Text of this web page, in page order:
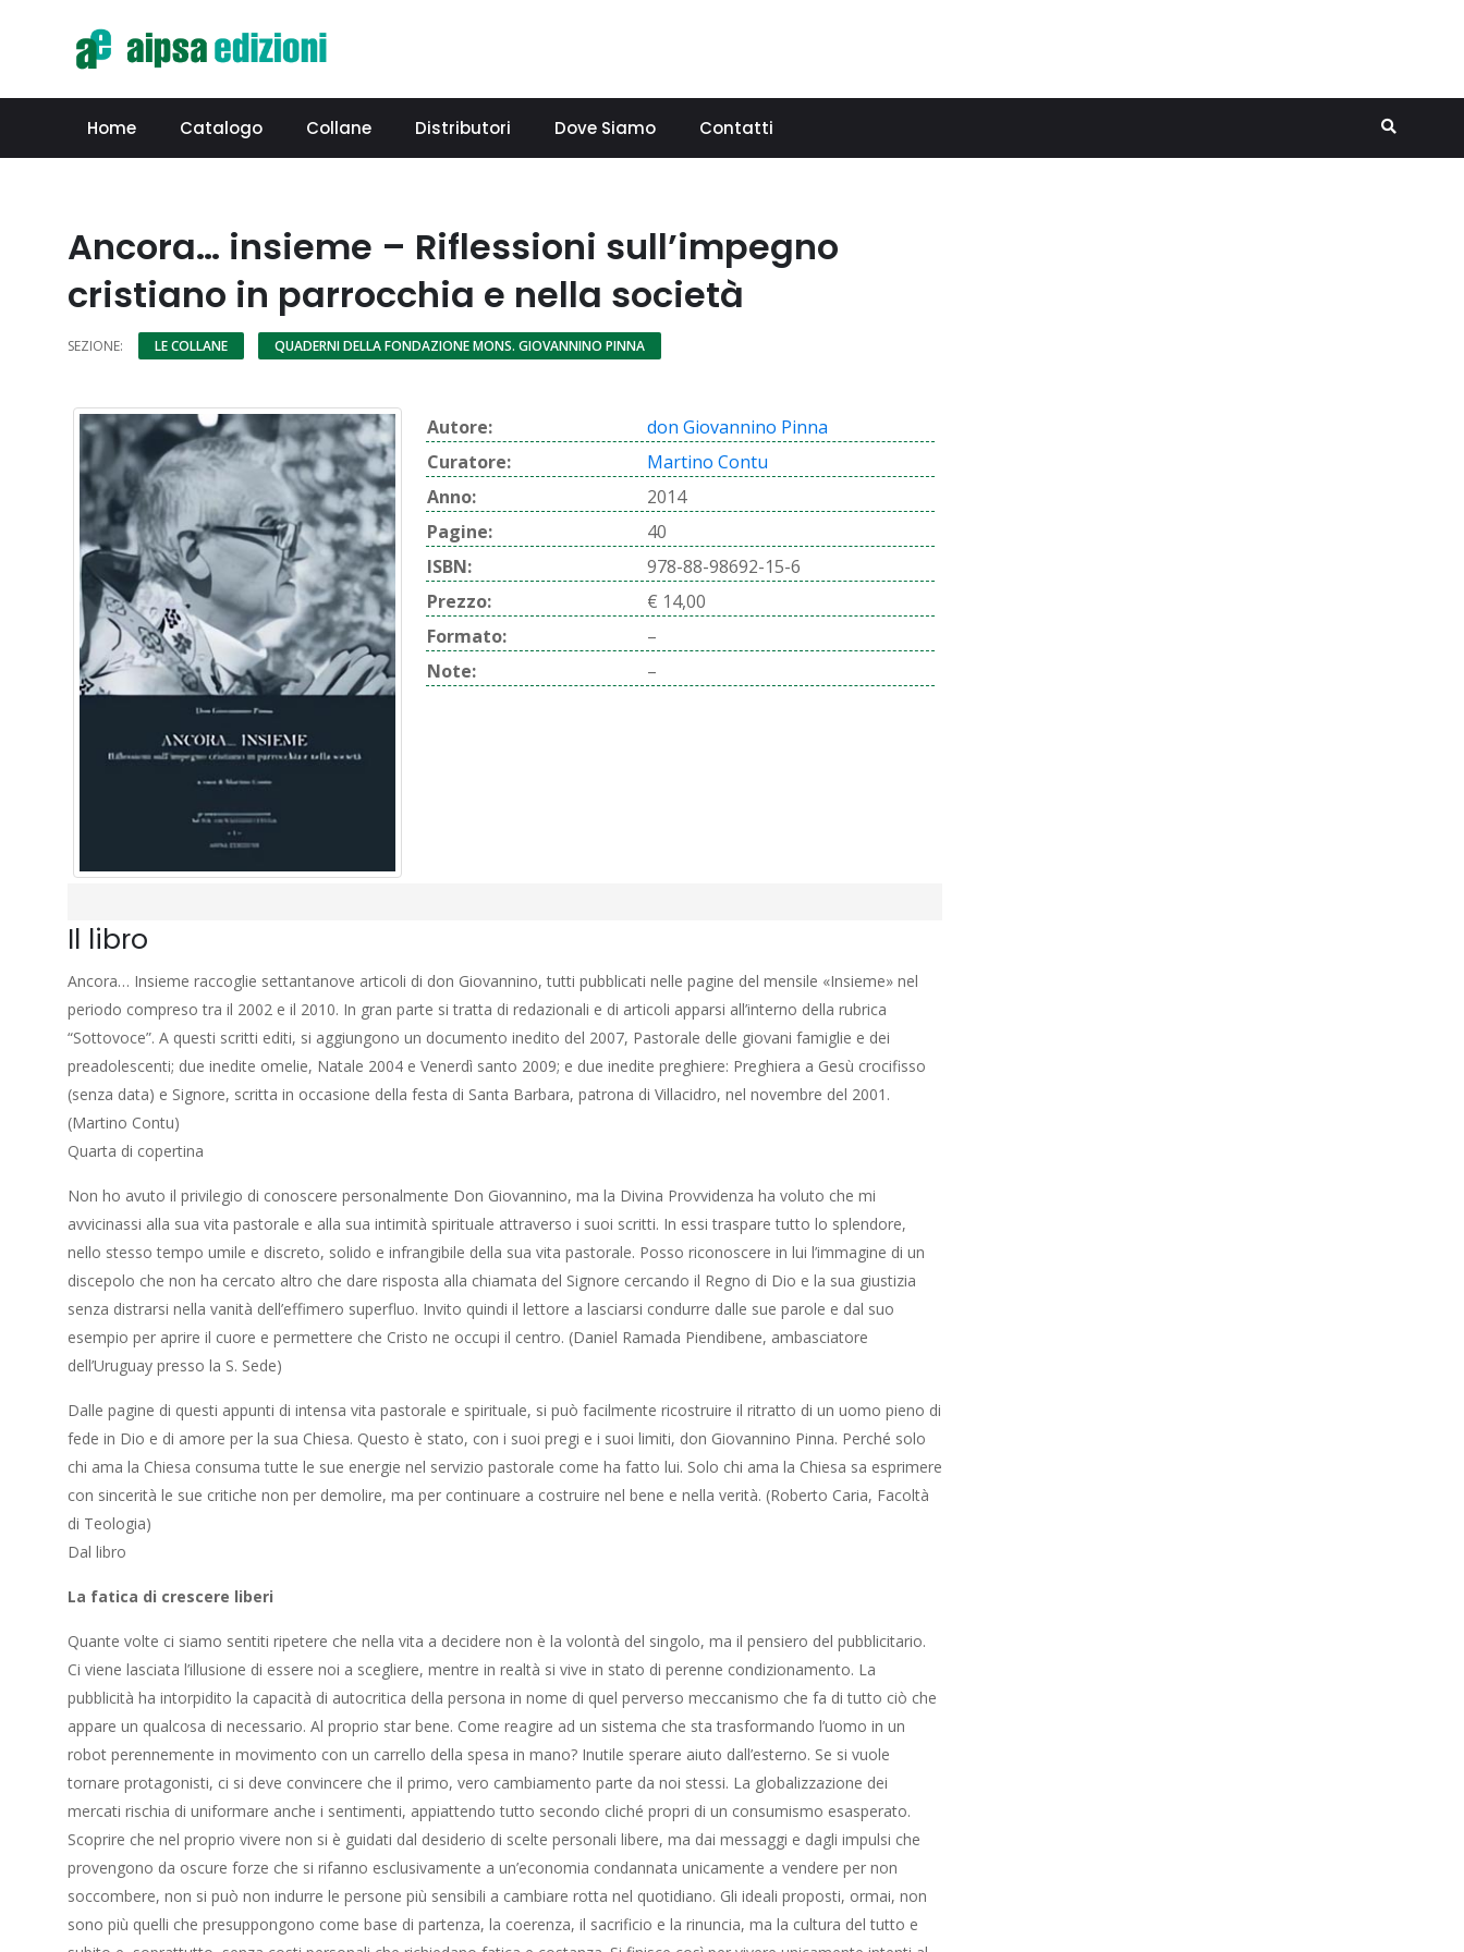
Home Catalogo Collane Distributori Dove Siamo Contatti
Ancora… insieme – Riflessioni sull’impegno
cristiano in parrocchia e nella società
SEZIONE: LE COLLANE QUADERNI DELLA FONDAZIONE MONS. GIOVANNINO PINNA
Autore:
don Giovannino Pinna
Curatore:
Martino Contu
Anno:
2014
Pagine:
40
ISBN:
978-88-98692-15-6
Prezzo:
€ 14,00
Formato:
–
Note:
–
Il libro
Ancora… Insieme raccoglie settantanove articoli di don Giovannino, tutti pubblicati nelle pagine del mensile «Insieme» nel
periodo compreso tra il 2002 e il 2010. In gran parte si tratta di redazionali e di articoli apparsi all’interno della rubrica
“Sottovoce”. A questi scritti editi, si aggiungono un documento inedito del 2007, Pastorale delle giovani famiglie e dei
preadolescenti; due inedite omelie, Natale 2004 e Venerdì santo 2009; e due inedite preghiere: Preghiera a Gesù crocifisso
(senza data) e Signore, scritta in occasione della festa di Santa Barbara, patrona di Villacidro, nel novembre del 2001.
(Martino Contu)
Quarta di copertina
Non ho avuto il privilegio di conoscere personalmente Don Giovannino, ma la Divina Provvidenza ha voluto che mi
avvicinassi alla sua vita pastorale e alla sua intimità spirituale attraverso i suoi scritti. In essi traspare tutto lo splendore,
nello stesso tempo umile e discreto, solido e infrangibile della sua vita pastorale. Posso riconoscere in lui l’immagine di un
discepolo che non ha cercato altro che dare risposta alla chiamata del Signore cercando il Regno di Dio e la sua giustizia
senza distrarsi nella vanità dell’effimero superfluo. Invito quindi il lettore a lasciarsi condurre dalle sue parole e dal suo
esempio per aprire il cuore e permettere che Cristo ne occupi il centro. (Daniel Ramada Piendibene, ambasciatore
dell’Uruguay presso la S. Sede)
Dalle pagine di questi appunti di intensa vita pastorale e spirituale, si può facilmente ricostruire il ritratto di un uomo pieno di
fede in Dio e di amore per la sua Chiesa. Questo è stato, con i suoi pregi e i suoi limiti, don Giovannino Pinna. Perché solo
chi ama la Chiesa consuma tutte le sue energie nel servizio pastorale come ha fatto lui. Solo chi ama la Chiesa sa esprimere
con sincerità le sue critiche non per demolire, ma per continuare a costruire nel bene e nella verità. (Roberto Caria, Facoltà
di Teologia)
Dal libro
La fatica di crescere liberi
Quante volte ci siamo sentiti ripetere che nella vita a decidere non è la volontà del singolo, ma il pensiero del pubblicitario.
Ci viene lasciata l’illusione di essere noi a scegliere, mentre in realtà si vive in stato di perenne condizionamento. La
pubblicità ha intorpidito la capacità di autocritica della persona in nome di quel perverso meccanismo che fa di tutto ciò che
appare un qualcosa di necessario. Al proprio star bene. Come reagire ad un sistema che sta trasformando l’uomo in un
robot perennemente in movimento con un carrello della spesa in mano? Inutile sperare aiuto dall’esterno. Se si vuole
tornare protagonisti, ci si deve convincere che il primo, vero cambiamento parte da noi stessi. La globalizzazione dei
mercati rischia di uniformare anche i sentimenti, appiattendo tutto secondo cliché propri di un consumismo esasperato.
Scoprire che nel proprio vivere non si è guidati dal desiderio di scelte personali libere, ma dai messaggi e dagli impulsi che
provengono da oscure forze che si rifanno esclusivamente a un’economia condannata unicamente a vendere per non
soccombere, non si può non indurre le persone più sensibili a cambiare rotta nel quotidiano. Gli ideali proposti, ormai, non
sono più quelli che presuppongono come base di partenza, la coerenza, il sacrificio e la rinuncia, ma la cultura del tutto e